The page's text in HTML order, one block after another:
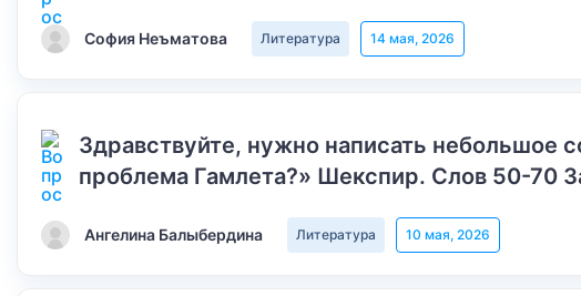
София Неъматова Литература 14 мая, 2026
Здравствуйте, нужно написать небольшое
проблема Гамлета?» Шекспир. Слов 50-70
Ангелина Балыбердина Литература 10 мая, 2026